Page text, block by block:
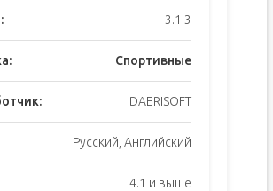
3.1.3
Спортивные
DAERISOFT
Русский, Английский
4.1 и выше